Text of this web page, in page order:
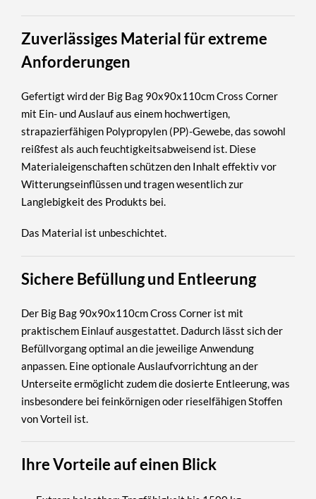
Zuverlässiges Material für extreme
Anforderungen
Gefertigt wird der Big Bag 90x90x110cm Cross Corner
mit Ein- und Auslauf aus einem hochwertigen,
strapazierfähigen Polypropylen (PP)-Gewebe, das sowohl
reißfest als auch feuchtigkeitsabweisend ist. Diese
Materialeigenschaften schützen den Inhalt effektiv vor
Witterungseinflüssen und tragen wesentlich zur
Langlebigkeit des Produkts bei.
Das Material ist unbeschichtet.
Sichere Befüllung und Entleerung
Der Big Bag 90x90x110cm Cross Corner ist mit
praktischem Einlauf ausgestattet. Dadurch lässt sich der
Befüllvorgang optimal an die jeweilige Anwendung
anpassen. Eine optionale Auslaufvorrichtung an der
Unterseite ermöglicht zudem die dosierte Entleerung, was
insbesondere bei feinkörnigen oder rieselfähigen Stoffen
von Vorteil ist.
Ihre Vorteile auf einen Blick